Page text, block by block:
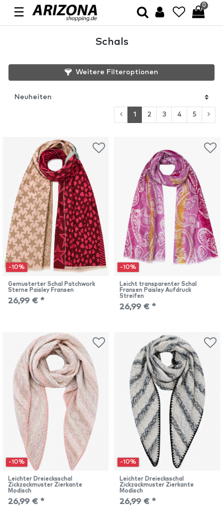
☰
0
Schals
Weitere Filteroptionen
1 2 3 4 5
-10%
Gemusterter Schal Patchwork
Sterne Paisley Fransen
26,99 € *
-10%
Leicht transparenter Schal
Fransen Paisley Aufdruck
Streifen
26,99 € *
-10%
Leichter Dreiecksschal
Zickzackmuster Zierkante
Modisch
26,99 € *
-10%
Leichter Dreiecksschal
Zickzackmuster Zierkante
Modisch
26,99 € *